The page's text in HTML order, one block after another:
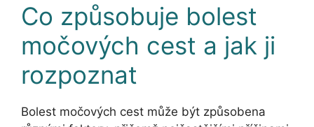
Co způsobuje bolest
močových cest a jak ji
rozpoznat
Bolest močových cest může být způsobena